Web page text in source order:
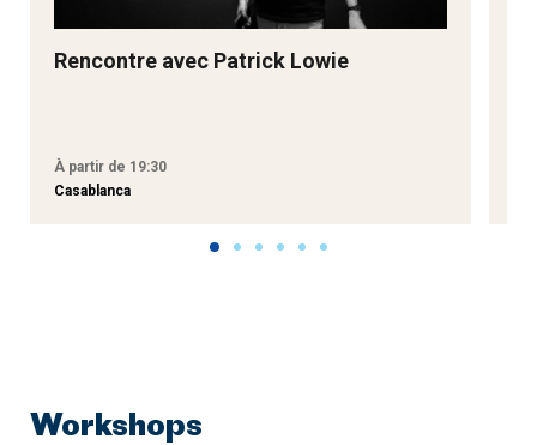
Rencontre avec Patrick Lowie
À partir de 19:30
Casablanca
Workshops